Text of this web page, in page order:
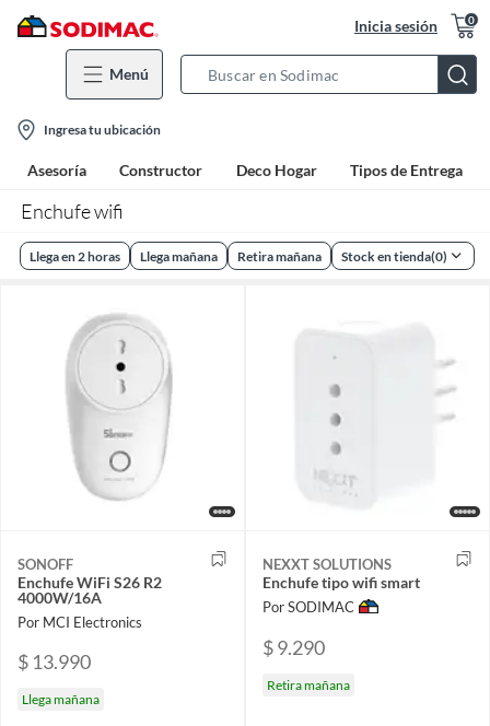
Inicia sesión 0
Menú
Bar
location-
icon
Ingresa tu ubicación
Asesoría Constructor Deco Hogar Tipos de Entrega
Enchufe wifi
Llega en 2 horas Llega mañana Retira mañana Stock en tienda(0)
SONOFF
Enchufe WiFi S26 R2
4000W/16A
Por MCI Electronics
$ 13.990
Llega mañana
NEXXT SOLUTIONS
Enchufe tipo wifi smart
Por SODIMAC
$ 9.290
Retira mañana